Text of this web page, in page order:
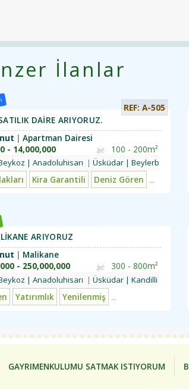
İlanlar
| Kandilli Üsküdar | Çengelköy Üsküdar |
DAİRE ARIYORUZ.
Apartman Dairesi
REF: A-505
- 14,000,000
100 - 200m²
| Anadoluhisarı Üsküdar | Beylerbeyi
Kira Garantili Deniz Gören Yatırımlık
Beykoz | Gümüşsuyu Beykoz | Paşabahçe |
ARIYORUZ
Malikane
- 250,000,000
300 - 800m²
| Anadoluhisarı Üsküdar | Kandilli
Yatırımlık Yenilenmiş
GAYRIMENKULUMU SATMAK ISTIYORUM